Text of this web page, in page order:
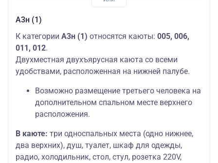
А3н (1)
К категории А3н (1) относятся каюты: 005, 006,
011, 012.
Двухместная двухъярусная каюта со всеми
удобствами, расположенная на нижней палубе.
Возможно размещение третьего человека на
дополнительном спальном месте верхнего
расположения.
В каюте: три односпальных места (одно нижнее,
два верхних), душ, туалет, шкаф для одежды,
радио, холодильник, стол, стул, розетка 220V,